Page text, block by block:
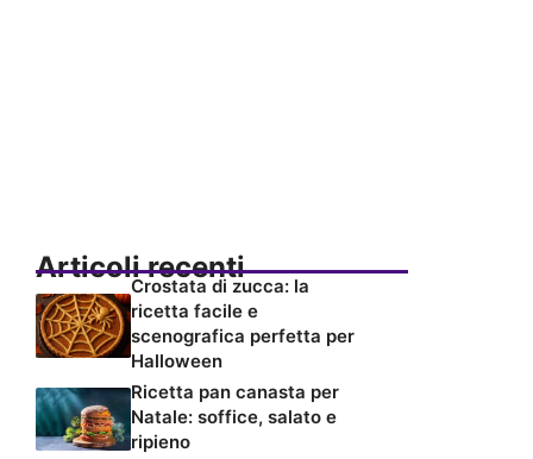
Articoli recenti
Crostata di zucca: la
ricetta facile e
scenografica perfetta per
Halloween
Ricetta pan canasta per
Natale: soffice, salato e
ripieno